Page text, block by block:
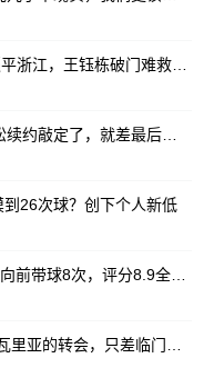
26次球？创下个人新低